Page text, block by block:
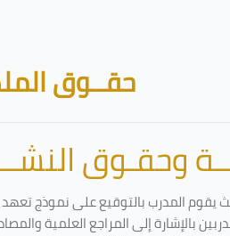
حقــوق
وحقـوق
المدرب بالتوقيع على نموذج تعهد
بالإشارة إلى المراجع العلمية